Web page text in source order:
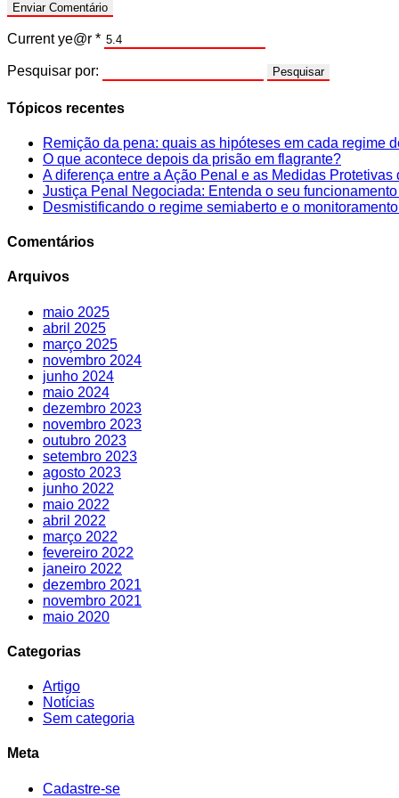
Current ye@r *
Pesquisar por:
Tópicos recentes
Remição da pena: quais as hipóteses em cada regime
O que acontece depois da prisão em flagrante?
A diferença entre a Ação Penal e as Medidas
Justiça Penal Negociada: Entenda o seu
Desmistificando o regime semiaberto e o
Comentários
Arquivos
maio 2025
abril 2025
março 2025
novembro 2024
junho 2024
maio 2024
dezembro 2023
novembro 2023
outubro 2023
setembro 2023
agosto 2023
junho 2022
maio 2022
abril 2022
março 2022
fevereiro 2022
janeiro 2022
dezembro 2021
novembro 2021
maio 2020
Categorias
Artigo
Notícias
Sem categoria
Meta
Cadastre-se